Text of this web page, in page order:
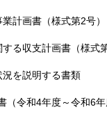
計画書（様式第2号）
する収支計画書（様式
況を説明する書類
（令和4年度～令和6年